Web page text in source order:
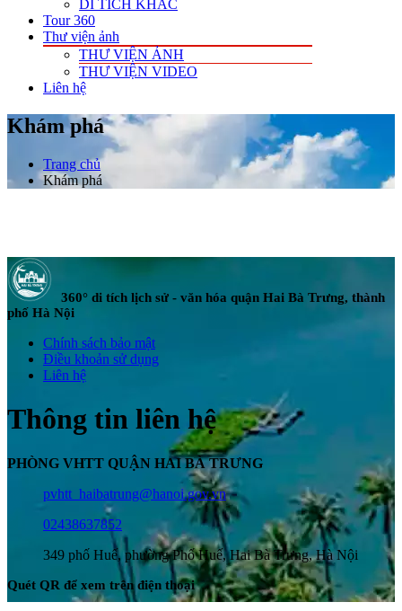
DI TÍCH KHÁC
Tour 360
Thư viện ảnh
THƯ VIỆN ẢNH
THƯ VIỆN VIDEO
Liên hệ
Khám phá
Trang chủ
Khám phá
360° di tích lịch sử - văn hóa quận Hai Bà Trưng, thành
phố Hà Nội
Chính sách bảo mật
Điều khoản sử dụng
Liên hệ
Thông tin liên hệ
PHÒNG VHTT QUẬN HAI BÀ TRƯNG
pvhtt_haibatrung@hanoi.gov.vn
02438637852
349 phố Huế, phường Phố Huế, Hai Bà Trưng, Hà Nội
Quét QR để xem trên điện thoại